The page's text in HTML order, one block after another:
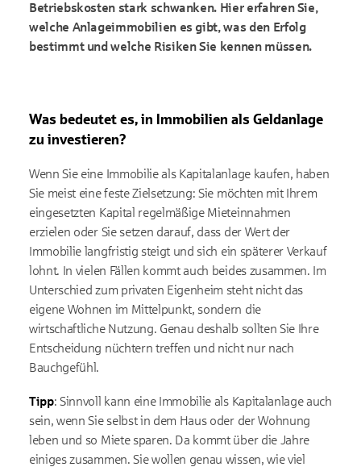
Betriebskosten stark schwanken. Hier erfahren Sie,
welche Anlageimmobilien es gibt, was den Erfolg
bestimmt und welche Risiken Sie kennen müssen.
Was bedeutet es, in Immobilien als Geldanlage
zu investieren?
Wenn Sie eine Immobilie als Kapitalanlage kaufen, haben
Sie meist eine feste Zielsetzung: Sie möchten mit Ihrem
eingesetzten Kapital regelmäßige Mieteinnahmen
erzielen oder Sie setzen darauf, dass der Wert der
Immobilie langfristig steigt und sich ein späterer Verkauf
lohnt. In vielen Fällen kommt auch beides zusammen. Im
Unterschied zum privaten Eigenheim steht nicht das
eigene Wohnen im Mittelpunkt, sondern die
wirtschaftliche Nutzung. Genau deshalb sollten Sie Ihre
Entscheidung nüchtern treffen und nicht nur nach
Bauchgefühl.
Tipp: Sinnvoll kann eine Immobilie als Kapitalanlage auch
sein, wenn Sie selbst in dem Haus oder der Wohnung
leben und so Miete sparen. Da kommt über die Jahre
einiges zusammen. Sie wollen genau wissen, wie viel